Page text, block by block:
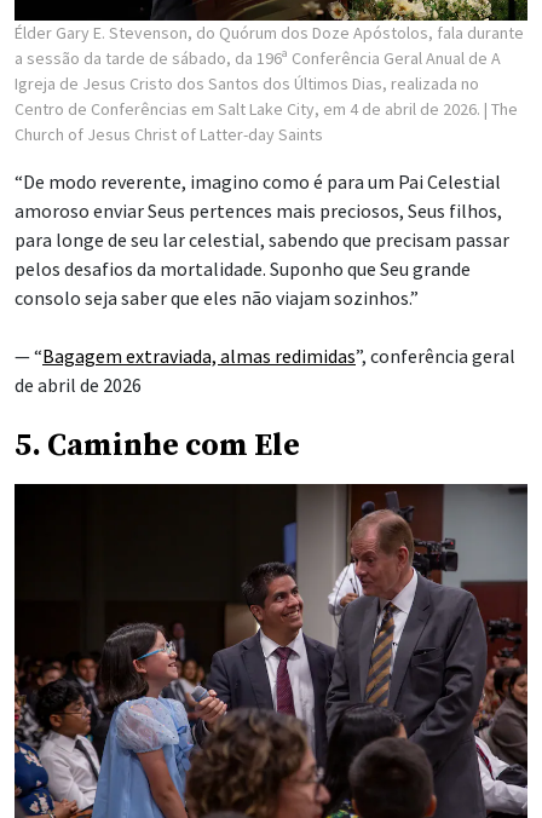
Élder Gary E. Stevenson, do Quórum dos Doze Apóstolos, fala durante
a sessão da tarde de sábado, da 196ª Conferência Geral Anual de A
Igreja de Jesus Cristo dos Santos dos Últimos Dias, realizada no
Centro de Conferências em Salt Lake City, em 4 de abril de 2026. | The
Church of Jesus Christ of Latter-day Saints
“De modo reverente, imagino como é para um Pai Celestial
amoroso enviar Seus pertences mais preciosos, Seus filhos,
para longe de seu lar celestial, sabendo que precisam passar
pelos desafios da mortalidade. Suponho que Seu grande
consolo seja saber que eles não viajam sozinhos.”
— “Bagagem extraviada, almas redimidas”, conferência geral
de abril de 2026
5. Caminhe com Ele